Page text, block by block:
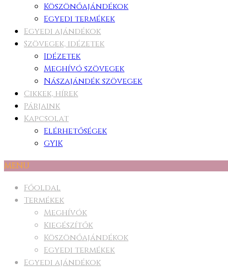
Köszönőajándékok
Egyedi termékek
Egyedi ajándékok
Szövegek, idézetek
Idézetek
Meghívó szövegek
Nászajándék szövegek
Cikkek, hírek
Párjaink
Kapcsolat
Elérhetőségek
GYIK
MENU
Főoldal
Termékek
Meghívók
Kiegészítők
Köszönőajándékok
Egyedi termékek
Egyedi ajándékok